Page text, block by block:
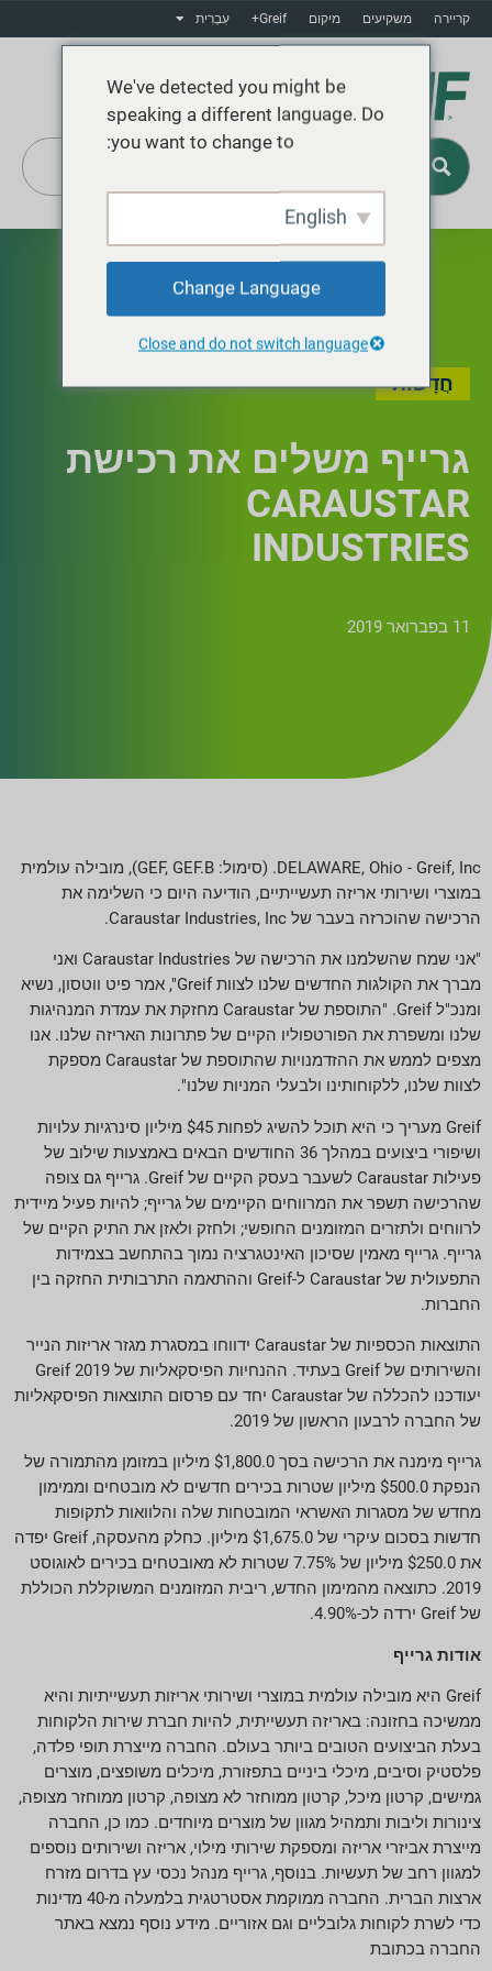
קריירה משקיעים מיקום Greif+ עִבְרִית
חֲדָשׁוֹת
גרייף משלים את רכישת
CARAUSTAR
INDUSTRIES
11 בפברואר 2019
DELAWARE, Ohio - Greif, Inc. (סימול: GEF, GEF.B), מובילה עולמית
במוצרי ושירותי אריזה תעשייתיים, הודיעה היום כי השלימה את
הרכישה שהוכרזה בעבר של Caraustar Industries, Inc.
"אני שמח שהשלמנו את הרכישה של Caraustar Industries ואני
מברך את הקולגות החדשים שלנו לצוות Greif", אמר פיט ווטסון, נשיא
ומנכ"ל Greif. "התוספת של Caraustar מחזקת את עמדת המנהיגות
שלנו ומשפרת את הפורטפוליו הקיים של פתרונות האריזה שלנו. אנו
מצפים לממש את ההזדמנויות שהתוספת של Caraustar מספקת
לצוות שלנו, ללקוחותינו ולבעלי המניות שלנו".
Greif מעריך כי היא תוכל להשיג לפחות $45 מיליון סינרגיות עלויות
ושיפורי ביצועים במהלך 36 החודשים הבאים באמצעות שילוב של
פעילות Caraustar לשעבר בעסק הקיים של Greif. גרייף גם צופה
שהרכישה תשפר את המרווחים הקיימים של גרייף; להיות פעיל מיידית
לרווחים ולתזרים המזומנים החופשי; ולחזק ולאזן את התיק הקיים של
גרייף. גרייף מאמין שסיכון האינטגרציה נמוך בהתחשב בצמידות
התפעולית של Caraustar ל-Greif וההתאמה התרבותית החזקה בין
החברות.
התוצאות הכספיות של Caraustar ידווחו במסגרת מגזר אריזות הנייר
והשירותים של Greif בעתיד. ההנחיות הפיסקאליות של Greif 2019
יעודכנו להכללה של Caraustar יחד עם פרסום התוצאות הפיסקאליות
של החברה לרבעון הראשון של 2019.
גרייף מימנה את הרכישה בסך $1,800.0 מיליון במזומן מהתמורה של
הנפקת $500.0 מיליון שטרות בכירים חדשים לא מובטחים וממימון
מחדש של מסגרות האשראי המובטחות שלה והלוואות לתקופות
חדשות בסכום עיקרי של $1,675.0 מיליון. כחלק מהעסקה, Greif יפדה
את $250.0 מיליון של 7.75% שטרות לא מאובטחים בכירים לאוגוסט
2019. כתוצאה מהמימון החדש, ריבית המזומנים המשוקללת הכוללת
של Greif ירדה לכ-4.90%.
אודות גרייף
Greif היא מובילה עולמית במוצרי ושירותי אריזות תעשייתיות והיא
ממשיכה בחזונה: באריזה תעשייתית, להיות חברת שירות הלקוחות
בעלת הביצועים הטובים ביותר בעולם. החברה מייצרת תופי פלדה,
פלסטיק וסיבים, מיכלי ביניים בתפזורת, מיכלים משופצים, מוצרים
גמישים, קרטון מיכל, קרטון ממוחזר לא מצופה, קרטון ממוחזר מצופה,
צינורות וליבות ותמהיל מגוון של מוצרים מיוחדים. כמו כן, החברה
מייצרת אביזרי אריזה ומספקת שירותי מילוי, אריזה ושירותים נוספים
למגוון רחב של תעשיות. בנוסף, גרייף מנהל נכסי עץ בדרום מזרח
ארצות הברית. החברה ממוקמת אסטרטגית בלמעלה מ-40 מדינות
כדי לשרת לקוחות גלובליים וגם אזוריים. מידע נוסף נמצא באתר
החברה בכתובת
We've detected you might be
speaking a different language. Do
you want to change to:
English
Change Language
Close and do not switch language